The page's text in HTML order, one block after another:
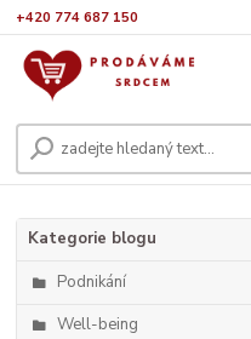
+420 774 687 150
Kategorie blogu
Podnikání
Well-being